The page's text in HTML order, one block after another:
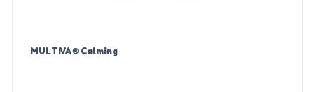
MULTIVA® Calming